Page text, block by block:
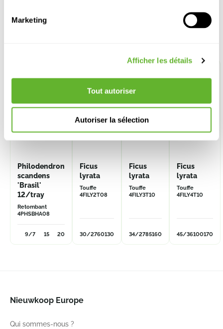
Marketing
Afficher les détails
Tout autoriser
Autoriser la sélection
Philodendron
scandens
'Brasil'
12/tray
Retombant
4PHSBHA08
9/7 15 20
Ficus
lyrata
Touffe
4FILY2T08
30/2760130
REMISE
Ficus
lyrata
Touffe
4FILY3T10
34/2785160
Ficus
lyrata
Touffe
4FILY4T10
45/36100170
Nieuwkoop Europe
Qui sommes-nous ?